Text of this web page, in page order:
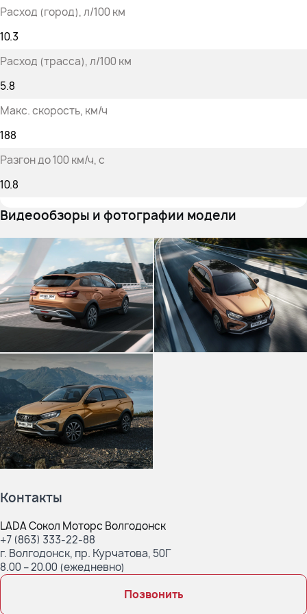
Расход (город), л/100 км
10.3
Расход (трасса), л/100 км
5.8
Макс. скорость, км/ч
188
Разгон до 100 км/ч, с
10.8
Видеообзоры и фотографии модели
Контакты
LADA Сокол Моторс Волгодонск
+7 (863) 333-22-88
г. Волгодонск, пр. Курчатова, 50Г
8.00 – 20.00 (ежедневно)
Позвонить